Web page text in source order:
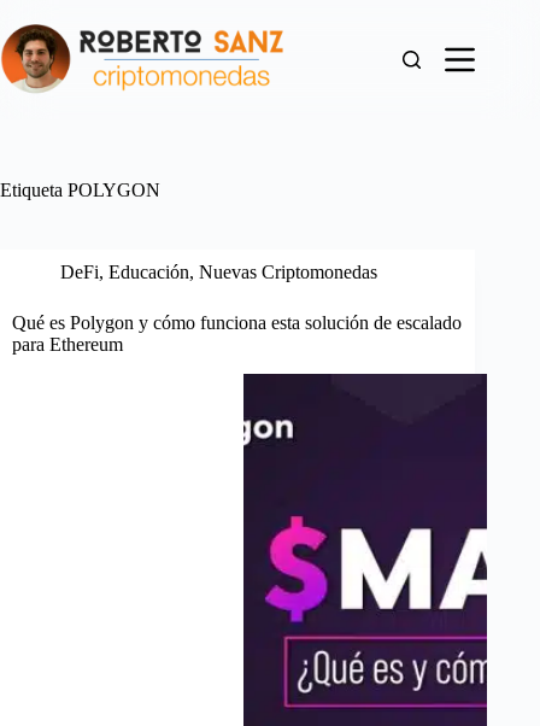
al
contenido
Etiqueta POLYGON
DeFi, Educación, Nuevas Criptomonedas
Qué es Polygon y cómo funciona esta solución de escalado
para Ethereum